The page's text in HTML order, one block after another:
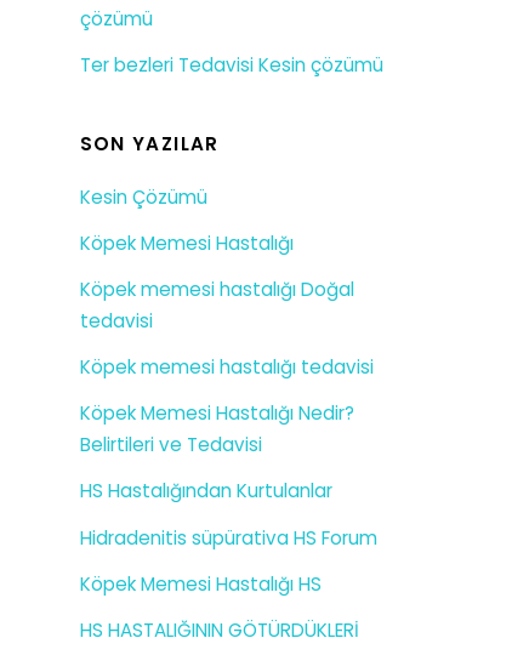
çözümü
Ter bezleri Tedavisi Kesin çözümü
SON YAZILAR
Kesin Çözümü
Köpek Memesi Hastalığı
Köpek memesi hastalığı Doğal
tedavisi
Köpek memesi hastalığı tedavisi
Köpek Memesi Hastalığı Nedir?
Belirtileri ve Tedavisi
HS Hastalığından Kurtulanlar
Hidradenitis süpürativa HS Forum
Köpek Memesi Hastalığı HS
HS HASTALIĞININ GÖTÜRDÜKLERİ